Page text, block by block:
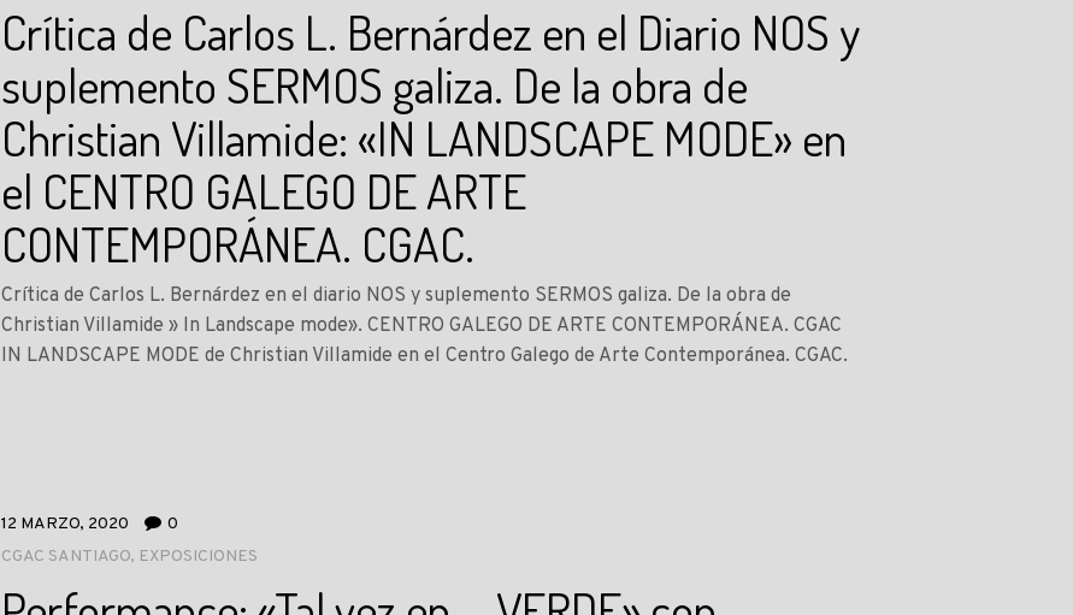
Crítica de Carlos L. Bernárdez en el Diario NOS y
suplemento SERMOS galiza. De la obra de
Christian Villamide: «IN LANDSCAPE MODE» en
el CENTRO GALEGO DE ARTE
CONTEMPORÁNEA. CGAC.
Crítica de Carlos L. Bernárdez en el diario NOS y suplemento SERMOS galiza. De la obra de
Christian Villamide » In Landscape mode». CENTRO GALEGO DE ARTE CONTEMPORÁNEA. CGAC
IN LANDSCAPE MODE de Christian Villamide en el Centro Galego de Arte Contemporánea. CGAC.
12 MARZO, 2020
0
CGAC SANTIAGO, EXPOSICIONES